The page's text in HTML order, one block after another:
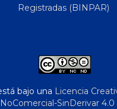
Registradas (BINPAR)
bajo una Licencia
SinDerivar